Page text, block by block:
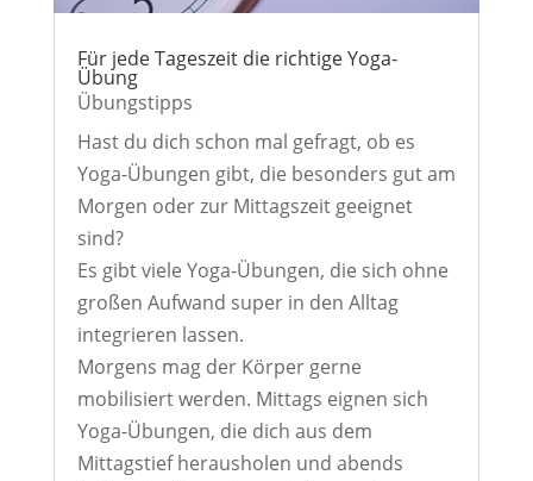
Für jede Tageszeit die richtige Yoga-
Übung
Übungstipps
Hast du dich schon mal gefragt, ob es
Yoga-Übungen gibt, die besonders gut am
Morgen oder zur Mittagszeit geeignet
sind?
Es gibt viele Yoga-Übungen, die sich ohne
großen Aufwand super in den Alltag
integrieren lassen.
Morgens mag der Körper gerne
mobilisiert werden. Mittags eignen sich
Yoga-Übungen, die dich aus dem
Mittagstief herausholen und abends